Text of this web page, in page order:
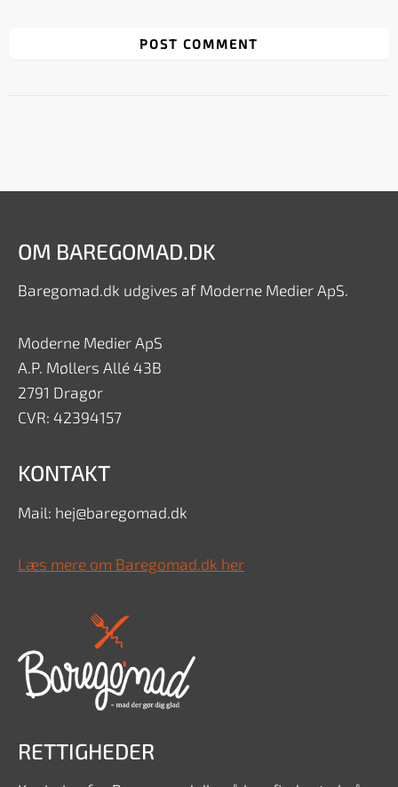
OM BAREGOMAD.DK
Baregomad.dk udgives af Moderne Medier ApS.
Moderne Medier ApS
A.P. Møllers Allé 43B
2791 Dragør
CVR: 42394157
KONTAKT
Mail: hej@baregomad.dk
Læs mere om Baregomad.dk her
RETTIGHEDER